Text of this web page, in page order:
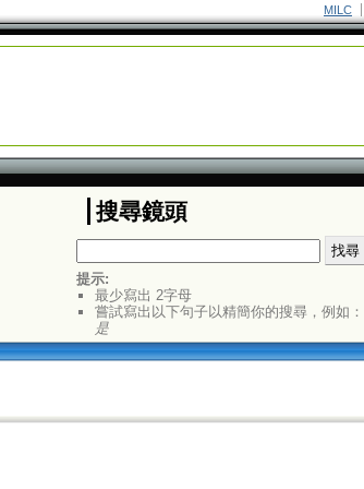
MILC
搜尋鏡頭
提示:
最少寫出 2字母
嘗試寫出以下句子以精簡你的搜尋，例如：
是